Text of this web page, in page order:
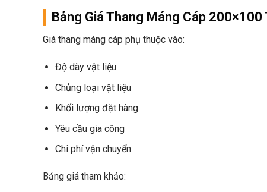
Bảng Giá Thang Máng Cáp 200×100
Giá thang máng cáp phụ thuộc vào:
Độ dày vật liệu
Chủng loại vật liệu
Khối lượng đặt hàng
Yêu cầu gia công
Chi phí vận chuyển
Bảng giá tham khảo: